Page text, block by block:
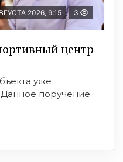
2026, 9:15 3
центр
уже
поручение